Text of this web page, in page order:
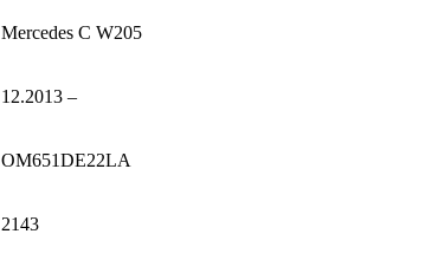
Mercedes C W205
12.2013 –
OM651DE22LA
2143